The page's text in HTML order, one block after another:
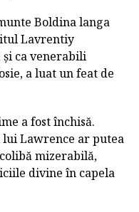
Boldina langa
Lavrentiy
și ca venerabili
a luat un feat de
a fost închisă.
Lawrence ar putea
mizerabilă,
divine în capela